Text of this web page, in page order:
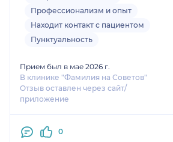
поддержать пациента. Спасибо за
заботу и индивидуальный
всем, кто ищет грамотного и
Профессионализм и опыт
Находит контакт с пациентом
Пунктуальность
Прием был в мае 2026 г.
В клинике "Фамилия на Советов"
Отзыв оставлен через сайт/
приложение
0